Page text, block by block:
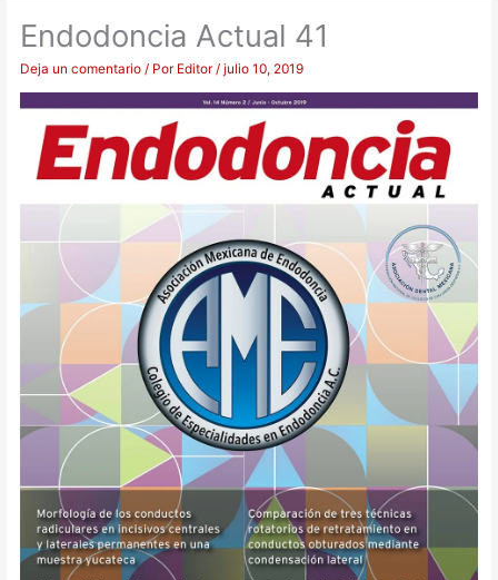
Endodoncia Actual 41
Deja un comentario / Por Editor/julio 10, 2019